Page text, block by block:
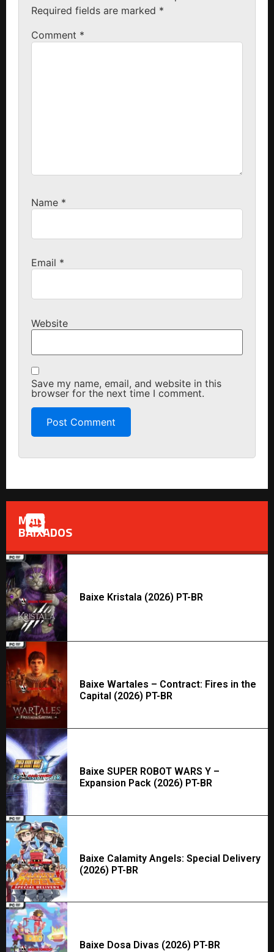
Required fields are marked *
Comment *
Name *
Email *
Website
Save my name, email, and website in this
browser for the next time I comment.
MAIS
BAIXADOS
Baixe Kristala (2026) PT-BR
Baixe Wartales – Contract: Fires in the
Capital (2026) PT-BR
Baixe SUPER ROBOT WARS Y –
Expansion Pack (2026) PT-BR
Baixe Calamity Angels: Special Delivery
(2026) PT-BR
Baixe Dosa Divas (2026) PT-BR